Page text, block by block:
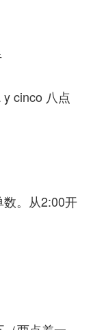
cinco 八点
。从2:00开